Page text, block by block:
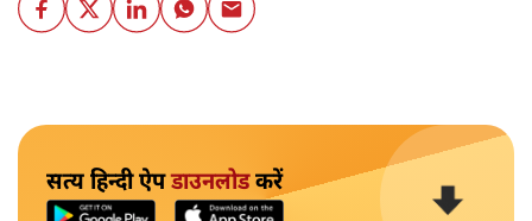
सत्य हिन्दी ऐपडाउनलोडकरें